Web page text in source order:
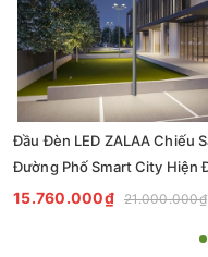
Đầu Đèn LED ZALAA Chiếu Sáng
Đường Phố Smart City Hiện
Kiểu Dáng Bông Hoa Cho cột
15.760.000₫ 21.000.000₫